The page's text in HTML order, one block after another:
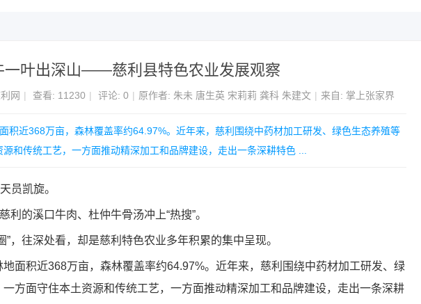
一叶出深山——慈利县特色农业发展观察
网 | 查看: 11230 | 评论: 0 | 原作者: 朱未 唐生英 宋莉莉 龚科 朱建文 | 来自: 掌上张家界
积近368万亩，森林覆盖率约64.97%。近年来，慈利围绕中药材加工研发、绿色生态养殖等
和传统工艺，一方面推动精深加工和品牌建设，走出一条深耕特色 ...
凯旋。
的溪口牛肉、杜仲牛骨汤冲上“热搜”。
往深处看，却是慈利特色农业多年积累的集中呈现。
积近368万亩，森林覆盖率约64.97%。近年来，慈利围绕中药材加工研发、绿
方面守住本土资源和传统工艺，一方面推动精深加工和品牌建设，走出一条深耕